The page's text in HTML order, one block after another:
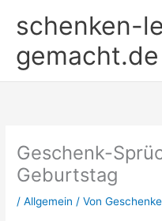
Inhaltschenken-
gemacht.de
Geschenk-
Geburtstag
/Allgemein / Von